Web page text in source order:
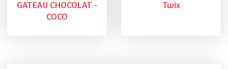
GATEAU CHOCOLAT -
COCO
Twix